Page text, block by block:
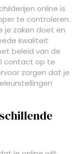
online is
te controleren.
je zaken doet en
kwaliteit
beleid van de
contact op te
zorgen dat je